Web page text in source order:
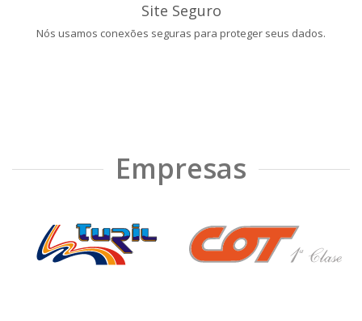
Site Seguro
Nós usamos conexões seguras para proteger seus dados.
Empresas
❮ ❯